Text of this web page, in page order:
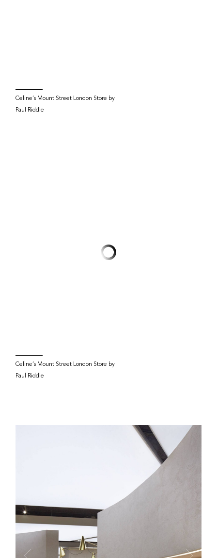
Celine’s Mount Street London Store by
Paul Riddle
Celine’s Mount Street London Store by
Paul Riddle